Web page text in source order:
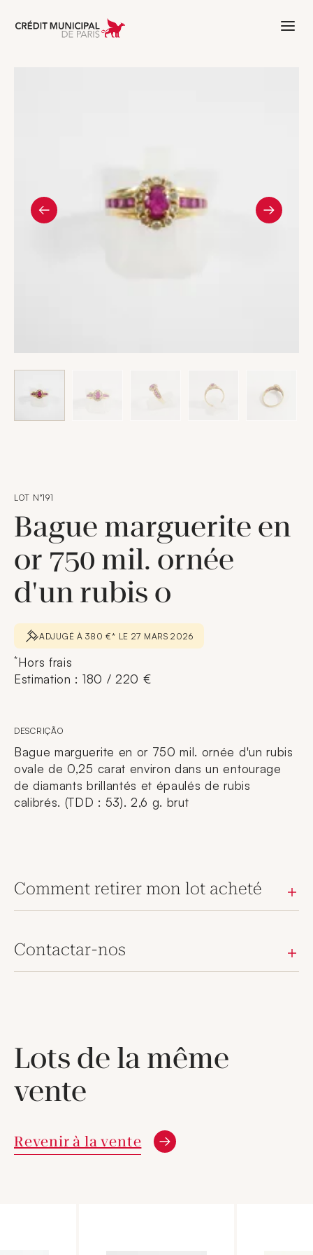
Aller à l'accueil de Crédit Municipal
LOT N°191
Bague marguerite en
or 750 mil. ornée
d'un rubis o
ADJUGÉ À 380 €* LE 27 MARS 2026
*Hors frais
Estimation : 180 / 220 €
DESCRIÇÃO
Bague marguerite en or 750 mil. ornée d'un rubis
ovale de 0,25 carat environ dans un entourage
de diamants brillantés et épaulés de rubis
calibrés. (TDD : 53). 2,6 g. brut
Comment retirer mon lot acheté
Contactar-nos
Lots de la même
vente
Revenir à la vente